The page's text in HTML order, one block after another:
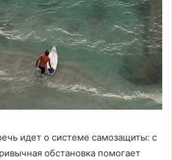
идет о системе самозащиты: с
обстановка помогает